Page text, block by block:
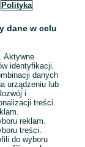
max
cena z
Polityka
dane w celu
Aktywne
identyfikacji.
danych
urządzeniu lub
i
treści.
reklam.
treści.
do wyboru